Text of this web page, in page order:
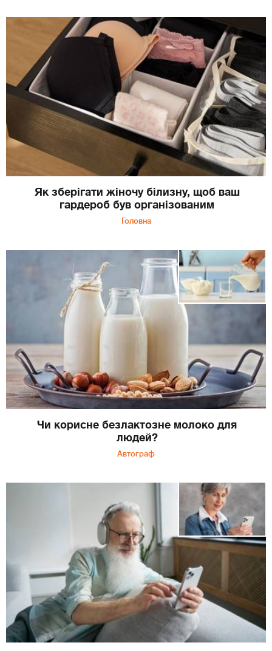
Як зберігати жіночу білизну, щоб ваш
гардероб був організованим
Головна
Чи корисне безлактозне молоко для
людей?
Автограф